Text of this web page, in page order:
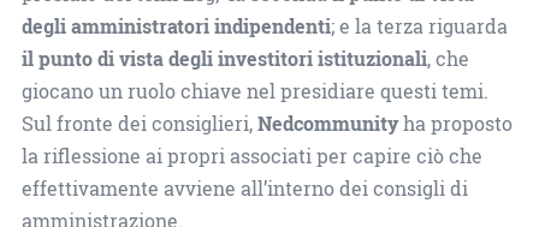
degli amministratori indipendenti; e la terza riguarda
il punto di vista degli investitori istituzionali, che
giocano un ruolo chiave nel presidiare questi temi.
Sul fronte dei consiglieri,Nedcommunityha proposto
la riflessione ai propri associati per capire ciò che
effettivamente avviene all’interno dei consigli di
amministrazione.